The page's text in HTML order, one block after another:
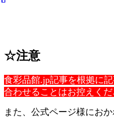
☆注意
食彩品館.jp記事を根拠に
合わせることはお控えくだ
また、公式ページ様にお